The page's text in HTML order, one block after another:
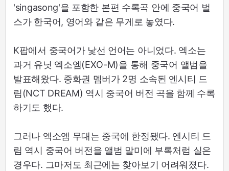
'singasong'을 포함한 본편 수록곡 안에 중국어 벌
스가 한국어, 영어와 같은 무게로 놓였다.
K팝에서 중국어가 낯선 언어는 아니었다. 엑소는
과거 유닛 엑소엠(EXO-M)을 통해 중국어 앨범을
발표해왔다. 중화권 멤버가 2명 소속된 엔시티 드
림(NCT DREAM) 역시 중국어 버전 곡을 함께 수록
하기도 했다.
그러나 엑소엠 무대는 중국에 한정됐다. 엔시티 드
림 역시 중국어 버전을 앨범 말미에 부록처럼 실은
경우다. 그마저도 최근에는 찾아보기 어려워졌다.